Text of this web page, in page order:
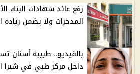
رفع عائد شهادات البنك
المدخرات ولا يضمن زيادة
بالفيديو.. طبيبة أسنان
داخل مركز طبي في شبرا